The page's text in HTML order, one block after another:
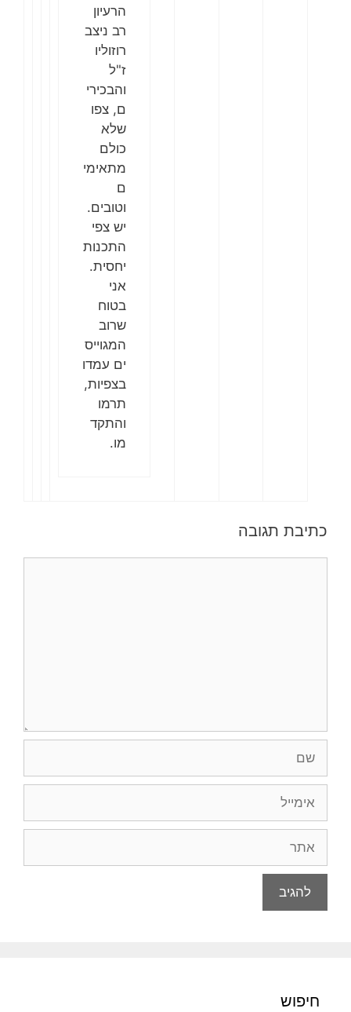
הרעיון
רב ניצב
רוזוליו
ז"ל
והבכירי
ם, צפו
שלא
כולם
מתאימי
ם
וטובים.
יש צפי
התכנות
יחסית.
אני
בטוח
שרוב
המגוייס
ים עמדו
בצפיות,
תרמו
והתקד
מו.
כתיבת תגובה
חיפוש